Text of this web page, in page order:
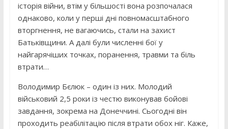
історія війни, втім у більшості вона розпочалася
однаково, коли у перші дні повномасштабного
вторгнення, не вагаючись, стали на захист
Батьківщини. А далі були численні бої у
найгарячіших точках, поранення, травми та біль
втрати…
Володимир Бєлюк – один із них. Молодий
військовий 2,5 роки із честю виконував бойові
завдання, зокрема на Донеччині. Сьогодні він
проходить реабілітацію після втрати обох ніг. Каже,